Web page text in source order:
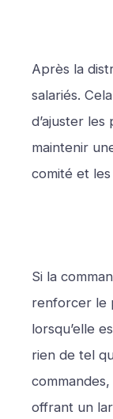
Après la
salariés.
d’ajuster
maintenir
comité et
Si la
renforcer le
lorsqu’elle
rien de tel
offrant un